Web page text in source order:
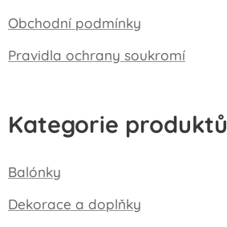
Obchodní podmínky
Pravidla ochrany soukromí
Kategorie produktů
Balónky
Dekorace a doplňky